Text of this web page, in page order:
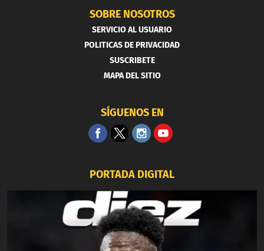
SOBRE NOSOTROS
SERVICIO AL USUARIO
POLITICAS DE PRIVACIDAD
SUSCRIBETE
MAPA DEL SITIO
SÍGUENOS EN
PORTADA DIGITAL